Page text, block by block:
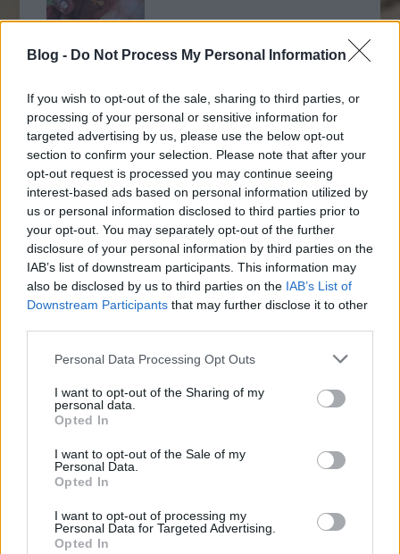
Blog - Do Not Process My Personal Information
If you wish to opt-out of the sale, sharing to third parties, or
processing of your personal or sensitive information for
targeted advertising by us, please use the below opt-out
section to confirm your selection. Please note that after your
opt-out request is processed you may continue seeing
interest-based ads based on personal information utilized by
us or personal information disclosed to third parties prior to
your opt-out. You may separately opt-out of the further
disclosure of your personal information by third parties on the
IAB’s list of downstream participants. This information may
also be disclosed by us to third parties on the IAB’s List of
Downstream Participants that may further disclose it to other
Please note that this website/app uses one or more Google
not limited to your visit or usage behaviour. You may click to
grant or deny consent to Google and its third-party tags to
use your data for below specified purposes in below Google
consent section.
Personal Data Processing Opt Outs
I want to opt-out of the Sharing of my
personal data.
Opted In
I want to opt-out of the Sale of my
Personal Data.
Opted In
I want to opt-out of processing my
Personal Data for Targeted Advertising.
Opted In
rész
Napi érdekes - 261
MTI-rövidek: